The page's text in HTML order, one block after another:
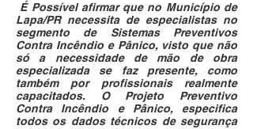
É Possível afirmar que no Município de
Lapa/PR necessita de especialistas no
segmento de Sistemas Preventivos
Contra Incêndio e Pânico, visto que não
só a necessidade de mão de obra
especializada se faz presente, como
também por profissionais realmente
capacitados. O Projeto Preventivo
Contra Incêndio e Pânico, especifica
todos os dados técnicos de segurança